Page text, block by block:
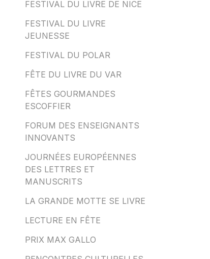
FESTIVAL DU LIVRE DE NICE
FESTIVAL DU LIVRE
JEUNESSE
FESTIVAL DU POLAR
FÊTE DU LIVRE DU VAR
FÊTES GOURMANDES
ESCOFFIER
FORUM DES ENSEIGNANTS
INNOVANTS
JOURNÉES EUROPÉENNES
DES LETTRES ET
MANUSCRITS
LA GRANDE MOTTE SE LIVRE
LECTURE EN FÊTE
PRIX MAX GALLO